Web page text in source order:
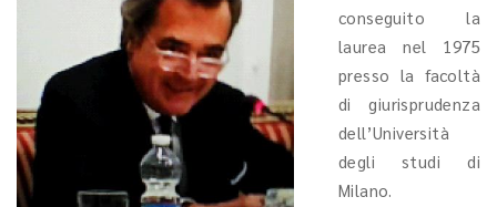
conseguito la
laurea nel 1975
presso la facoltà
di giurisprudenza
dell’Università
degli studi di
Milano.